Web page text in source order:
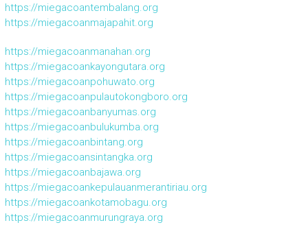
https://miegacoantembalang.org
https://miegacoanmajapahit.org
https://miegacoanmanahan.org
https://miegacoankayongutara.org
https://miegacoanpohuwato.org
https://miegacoanpulautokongboro.org
https://miegacoanbanyumas.org
https://miegacoanbulukumba.org
https://miegacoanbintang.org
https://miegacoansintangka.org
https://miegacoanbajawa.org
https://miegacoankepulauanmerantiriau.org
https://miegacoankotamobagu.org
https://miegacoanmurungraya.org